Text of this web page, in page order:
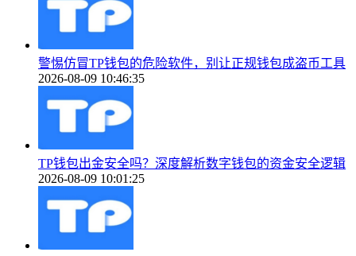
警惕仿冒TP钱包的危险软件，别让正规钱包成盗币工具
2026-08-09 10:46:35
TP钱包出金安全吗？深度解析数字钱包的资金安全逻辑
2026-08-09 10:01:25